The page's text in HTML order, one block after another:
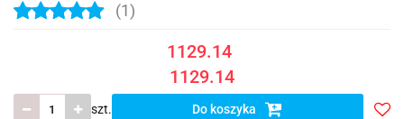
(1)
1129.14
1129.14
szt. Do koszyka